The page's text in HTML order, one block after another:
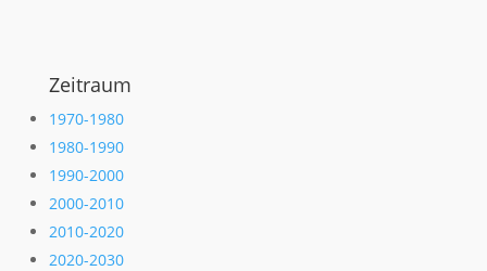
Zeitraum
1970-1980
1980-1990
1990-2000
2000-2010
2010-2020
2020-2030